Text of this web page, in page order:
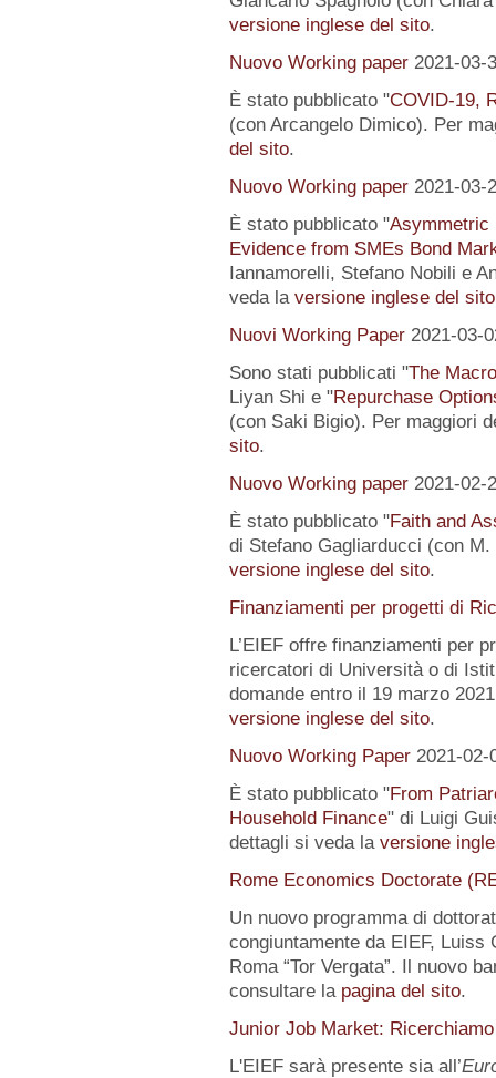
versione inglese del sito.
Nuovo Working paper 2021-03-
È stato pubblicato "COVID-19,
(con Arcangelo Dimico). Per
del sito.
Nuovo Working paper 2021-03-
È stato pubblicato "Asymmetric
Evidence from SMEs Bond
Iannamorelli, Stefano Nobili e
veda la versione inglese del sito
Nuovi Working Paper 2021-03-
Sono stati pubblicati "The
Liyan Shi e "Repurchase
(con Saki Bigio). Per maggiori
sito.
Nuovo Working paper 2021-02-
È stato pubblicato "Faith and
di Stefano Gagliarducci (con
versione inglese del sito.
Finanziamenti per progetti di
L’EIEF offre finanziamenti per
ricercatori di Università o di
domande entro il 19 marzo
versione inglese del sito.
Nuovo Working Paper 2021-02-
È stato pubblicato "From
Household Finance" di Luigi
dettagli si veda la versione
Rome Economics Doctorate
Un nuovo programma di
congiuntamente da EIEF, Luiss
Roma “Tor Vergata”. Il nuovo
consultare la pagina del sito.
Junior Job Market:
L'EIEF sarà presente sia all’